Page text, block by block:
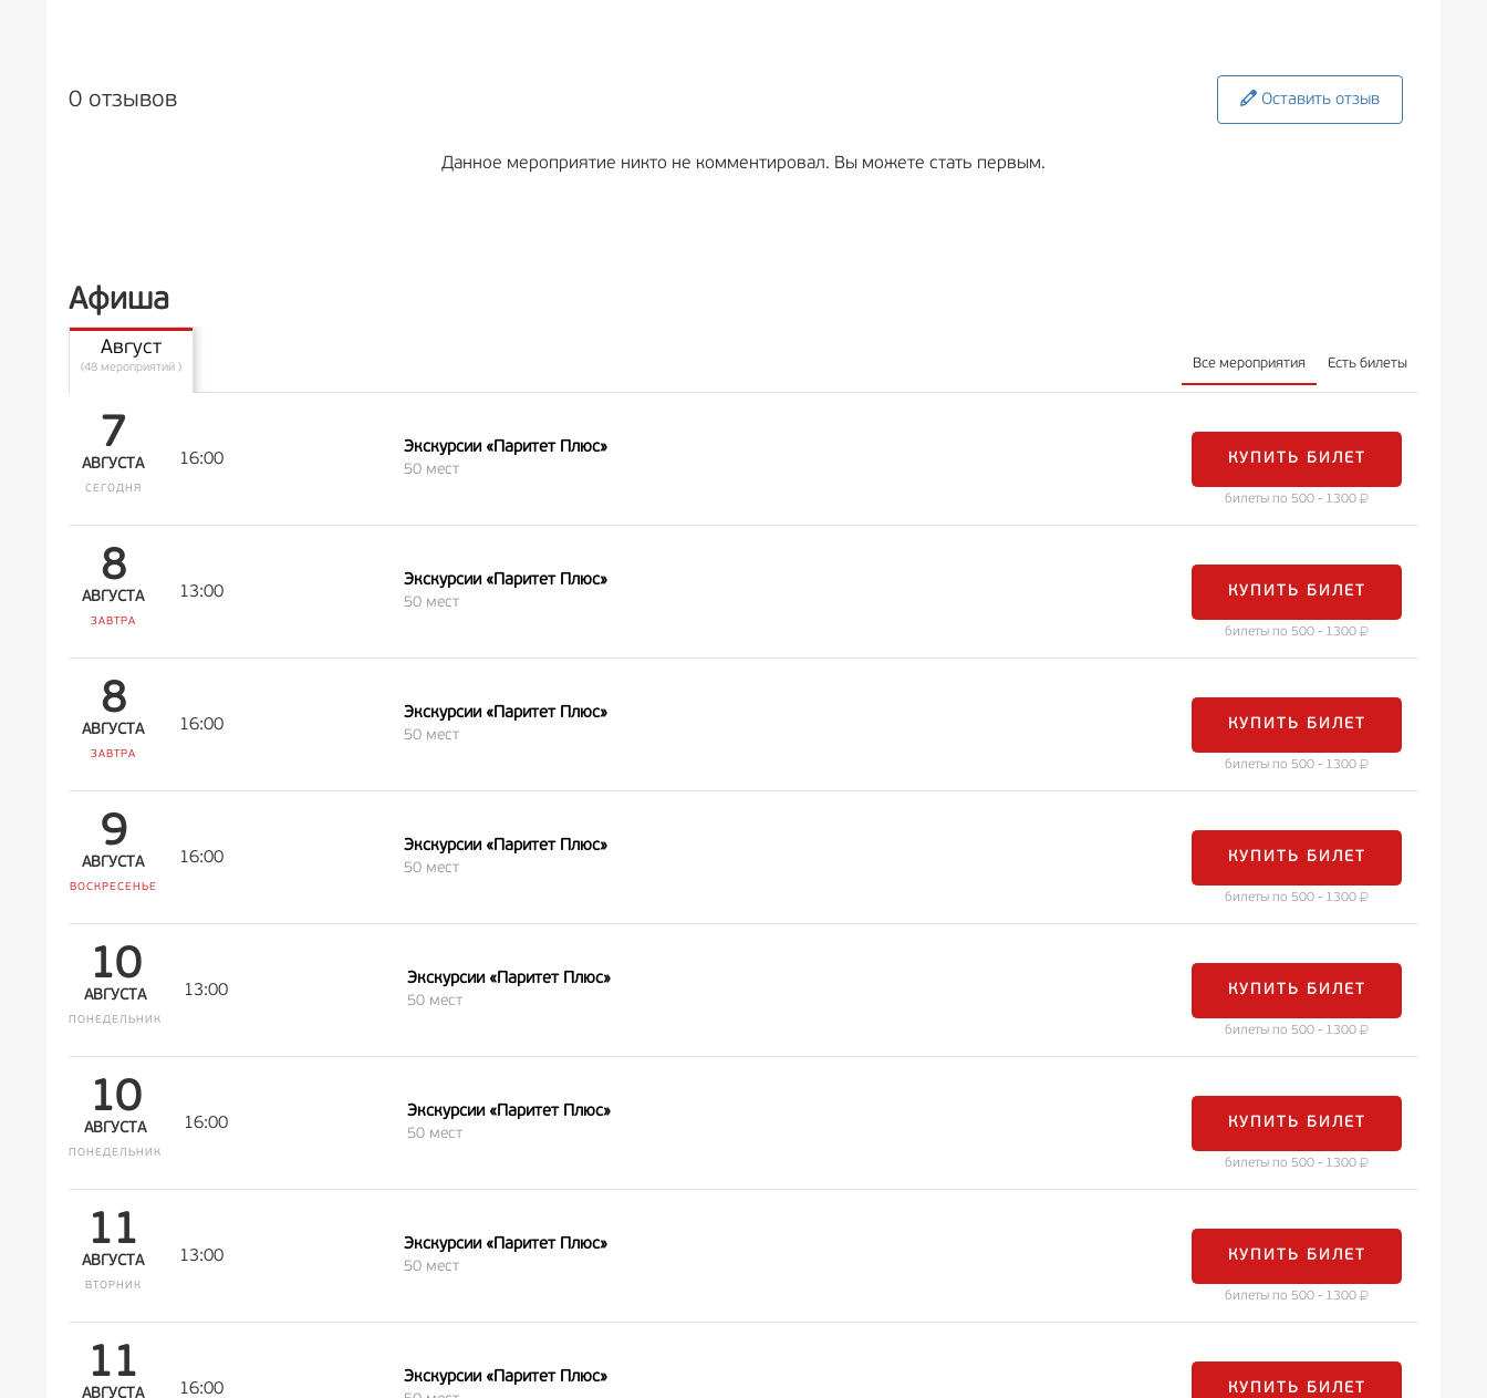
0 отзывов Оставить отзыв
Данное мероприятие никто не комментировал. Вы можете стать первым.
Афиша
Все мероприятия Есть билеты
Август
(48 мероприятий )
7
АВГУСТА
СЕГОДНЯ
16:00
Экскурсии «Паритет Плюс»
50 мест
КУПИТЬ БИЛЕТ
билеты по 500 - 1300
8
АВГУСТА
ЗАВТРА
13:00
Экскурсии «Паритет Плюс»
50 мест
КУПИТЬ БИЛЕТ
билеты по 500 - 1300
8
АВГУСТА
ЗАВТРА
16:00
Экскурсии «Паритет Плюс»
50 мест
КУПИТЬ БИЛЕТ
билеты по 500 - 1300
9
АВГУСТА
ВОСКРЕСЕНЬЕ
16:00
Экскурсии «Паритет Плюс»
50 мест
КУПИТЬ БИЛЕТ
билеты по 500 - 1300
10
АВГУСТА
ПОНЕДЕЛЬНИК
13:00
Экскурсии «Паритет Плюс»
50 мест
КУПИТЬ БИЛЕТ
билеты по 500 - 1300
10
АВГУСТА
ПОНЕДЕЛЬНИК
16:00
Экскурсии «Паритет Плюс»
50 мест
КУПИТЬ БИЛЕТ
билеты по 500 - 1300
11
АВГУСТА
ВТОРНИК
13:00
Экскурсии «Паритет Плюс»
50 мест
КУПИТЬ БИЛЕТ
билеты по 500 - 1300
11
АВГУСТА 16:00
Экскурсии «Паритет Плюс»
КУПИТЬ БИЛЕТ